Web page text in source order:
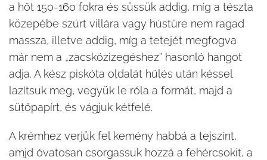
a hőt 150-160 fokra és süssük addig, míg a tészta
közepébe szúrt villára vagy hústűre nem ragad
massza, illetve addig, míg a tetejét megfogva
már nem a „zacskózizegéshez” hasonló hangot
adja. A kész piskóta oldalát hűlés után késsel
lazítsuk meg, vegyük le róla a formát, majd a
sütőpapírt, és vágjuk kétfelé.
A krémhez verjük fel kemény habbá a tejszínt,
amjd óvatosan csorgassuk hozzá a fehércsokit, a